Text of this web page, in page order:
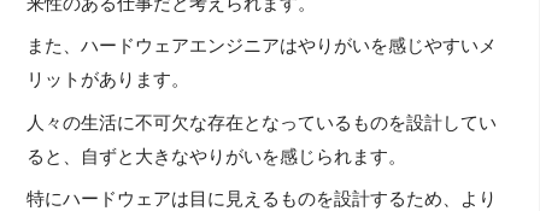
また、ハードウェアエンジニアはやりがいを感じやすいメ
リットがあります。
人々の生活に不可欠な存在となっているものを設計してい
ると、自ずと大きなやりがいを感じられます。
特にハードウェアは目に見えるものを設計するため、より